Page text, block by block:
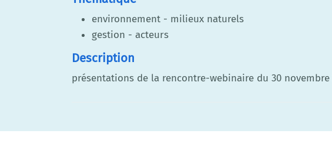
environnement - milieux naturels
gestion - acteurs
Description
présentations de la rencontre-webinaire du 30 novembre